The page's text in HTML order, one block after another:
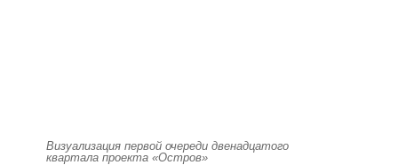
Визуализация первой очереди двенадцатого
квартала проекта «Остров»